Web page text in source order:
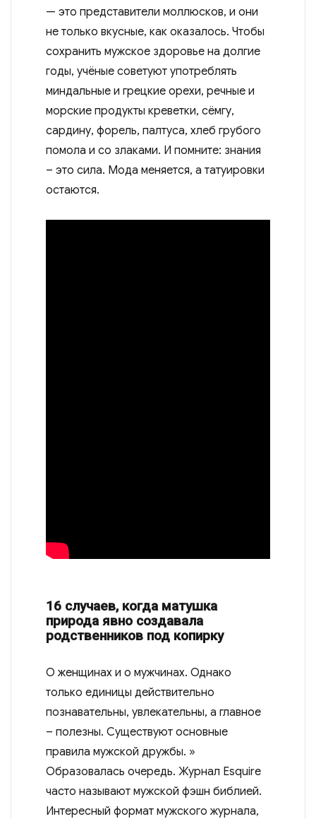
— это представители моллюсков, и они
не только вкусные, как оказалось. Чтобы
сохранить мужское здоровье на долгие
годы, учёные советуют употреблять
миндальные и грецкие орехи, речные и
морские продукты креветки, сёмгу,
сардину, форель, палтуса, хлеб грубого
помола и со злаками. И помните: знания
– это сила. Мода меняется, а татуировки
остаются.
16 случаев, когда матушка
природа явно создавала
родственников под копирку
О женщинах и о мужчинах. Однако
только единицы действительно
познавательны, увлекательны, а главное
– полезны. Существуют основные
правила мужской дружбы. »
Образовалась очередь. Журнал Esquire
часто называют мужской фэшн библией.
Интересный формат мужского журнала,